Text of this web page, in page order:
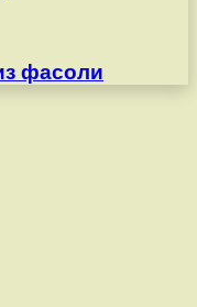
фасоли